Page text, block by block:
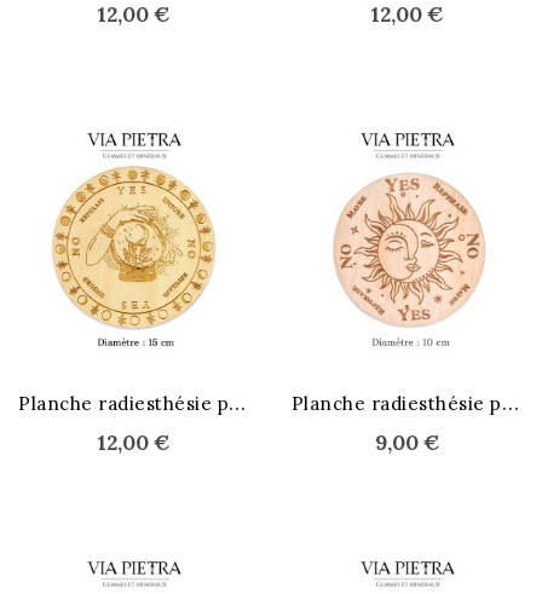
12,00 € 12,00 €
P
lanche radiesthésie pendule
12,00 €
P
lanche radiesthésie pendule
9,00 €